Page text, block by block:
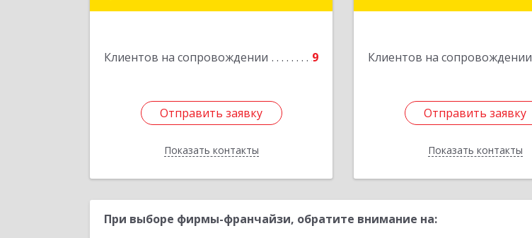
Клиентов на сопровождении 9
Отправить заявку
Показать контакты
Отправить заявку
Назад
Клиентов на сопровождении
Отправить заявку
Показать контакты
Отправить заявку
Назад
При выборе фирмы-франчайзи, обратите внимание на: